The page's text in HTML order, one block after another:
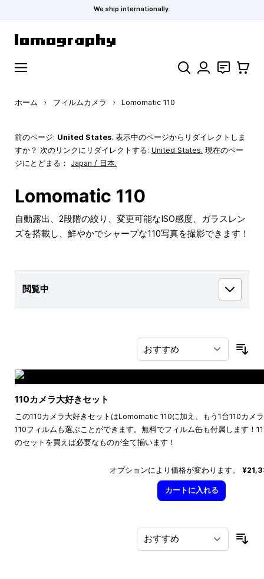
We ship internationally.
検索 お問い合わ
カート
ホーム › フィルムカメラ › Lomomatic 110
前のページ: United States. 表示中のページからリダイレクトしま
すか？ 次のリンクにリダイレクトする: United States. 現在のペー
ジにとどまる： Japan / 日本.
Lomomatic 110
自動露出、2段階の絞り、変更可能なISO感度、ガラスレン
ズを搭載し、鮮やかでシャープな110写真を撮影できます！
閲覧中
110カメラ大好きセット
この110カメラ大好きセットはLomomatic 110に加え、もう1台110カメ
110フィルムも選ぶことができます。無料でフィルム缶も付属します！
のセットを買えば必要なものが全て揃います！
オプションにより価格が変わります。
カートに入れる